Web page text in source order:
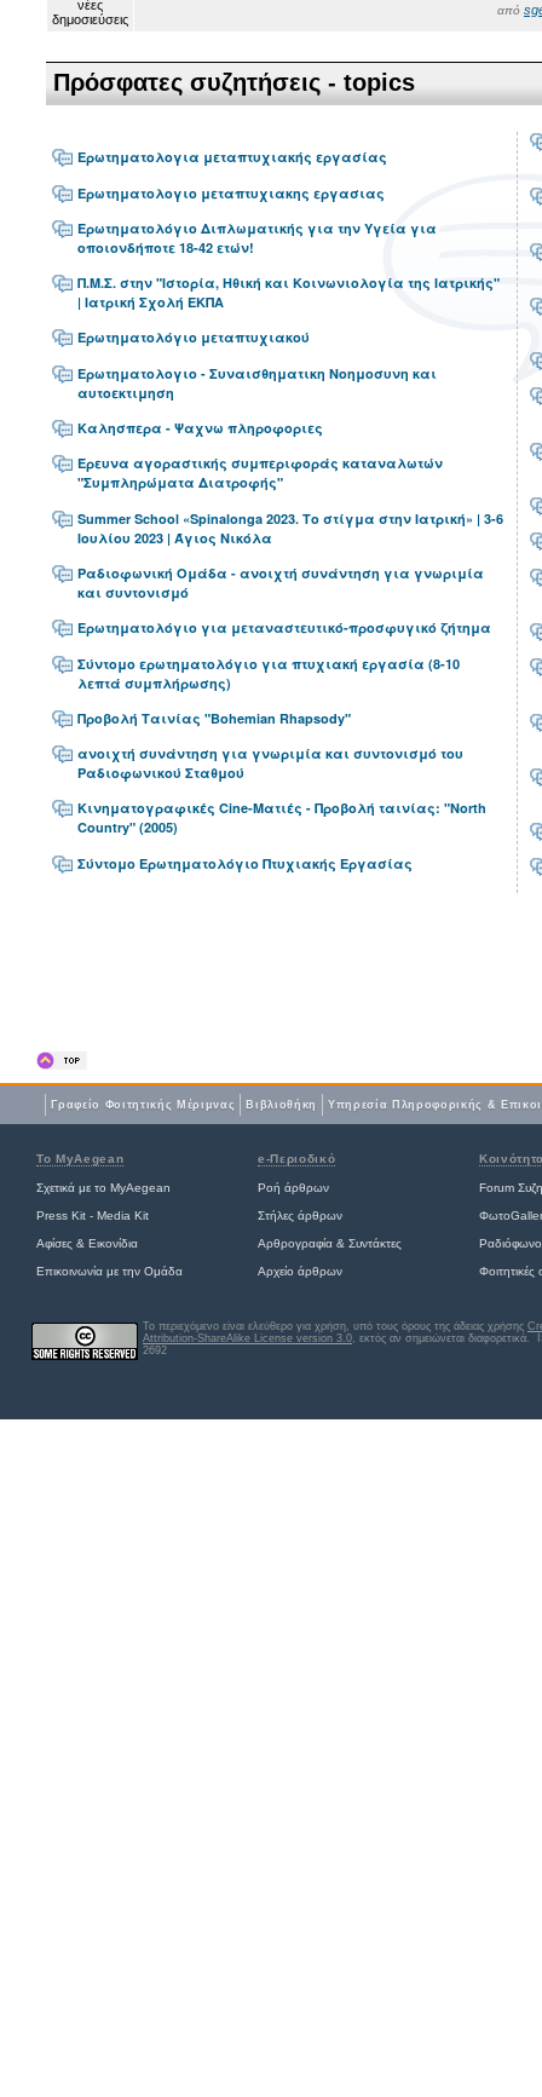
από
Πρόσφατες συζητήσεις - topics
Ερωτηματολογια μεταπτυχιακής εργασίας
Ερωτηματολογιο μεταπτυχιακης εργασιας
Ερωτηματολόγιο Διπλωματικής για την Υγεία για
οποιονδήποτε 18-42 ετών!
Π.Μ.Σ. στην "Ιστορία, Ηθική και Κοινωνιολογία της Ιατρικής"
| Ιατρική Σχολή ΕΚΠΑ
Ερωτηματολόγιο μεταπτυχιακού
Ερωτηματολογιο - Συναισθηματικη Νοημοσυνη και
αυτοεκτιμηση
Καλησπερα - Ψαχνω πληροφοριες
Έρευνα αγοραστικής συμπεριφοράς καταναλωτών
"Συμπληρώματα Διατροφής"
Summer School «Spinalonga 2023. Το στίγμα στην Ιατρική» | 3-6
Ιουλίου 2023 | Άγιος Νικόλα
Ραδιοφωνική Ομάδα - ανοιχτή συνάντηση για γνωριμία
και συντονισμό
Ερωτηματολόγιο για μεταναστευτικό-προσφυγικό ζήτημα
Σύντομο ερωτηματολόγιο για πτυχιακή εργασία (8-10
λεπτά συμπλήρωσης)
Προβολή Ταινίας "Bohemian Rhapsody"
ανοιχτή συνάντηση για γνωριμία και συντονισμό του
Ραδιοφωνικού Σταθμού
Κινηματογραφικές Cine-Ματιές - Προβολή ταινίας: "North
Country" (2005)
Σύντομο Ερωτηματολόγιο Πτυχιακής Εργασίας
Γραφείο Φοιτητικής Μέριμνας Βιβλιοθήκη Yπηρεσία Πληροφορικής &
Το MyAegean e-Περιοδικό
Σχετικά με το MyAegean Ροή άρθρων Forum
Press Kit - Media Kit Στήλες άρθρων
Αφίσες & Εικονίδια Αρθρογραφία & Συντάκτες Ραδιόφωνο
Επικοινωνία με την Ομάδα Αρχείο άρθρων
Το περιεχόμενο είναι ελεύθερο για χρήση, υπό τους όρους της άδειας χρήσης
Attribution-ShareAlike License version 3.0, εκτός αν σημειώνεται διαφορετικά.
2692